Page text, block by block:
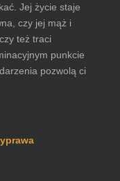
Jej życie staje
czy jej mąż i
też traci
punkcie
pozwolą ci